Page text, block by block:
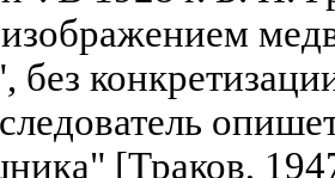
без
[Траков,